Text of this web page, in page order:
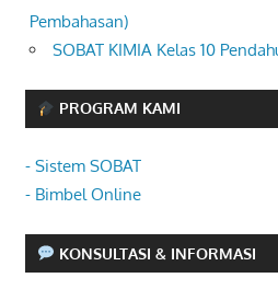
Pembahasan)
SOBAT KIMIA Kelas 10
PROGRAM KAMI
- Sistem SOBAT
- Bimbel Online
KONSULTASI & INFORMASI